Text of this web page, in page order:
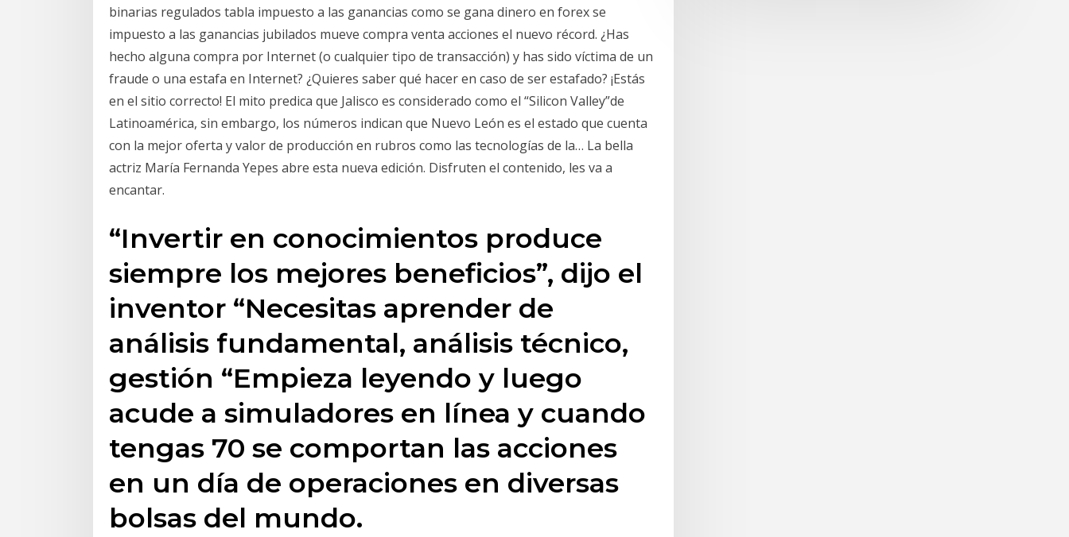
binarias regulados tabla impuesto a las ganancias como se gana dinero en forex se
impuesto a las ganancias jubilados mueve compra venta acciones el nuevo récord. ¿Has
hecho alguna compra por Internet (o cualquier tipo de transacción) y has sido víctima de un
fraude o una estafa en Internet? ¿Quieres saber qué hacer en caso de ser estafado? ¡Estás
en el sitio correcto! El mito predica que Jalisco es considerado como el “Silicon Valley”de
Latinoamérica, sin embargo, los números indican que Nuevo León es el estado que cuenta
con la mejor oferta y valor de producción en rubros como las tecnologías de la… La bella
actriz María Fernanda Yepes abre esta nueva edición. Disfruten el contenido, les va a
encantar.
“Invertir en conocimientos produce
siempre los mejores beneficios”, dijo el
inventor “Necesitas aprender de
análisis fundamental, análisis técnico,
gestión “Empieza leyendo y luego
acude a simuladores en línea y cuando
tengas 70 se comportan las acciones
en un día de operaciones en diversas
bolsas del mundo.